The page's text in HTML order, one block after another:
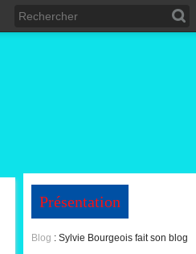
Présentation
Blog : Sylvie Bourgeois fait son blog